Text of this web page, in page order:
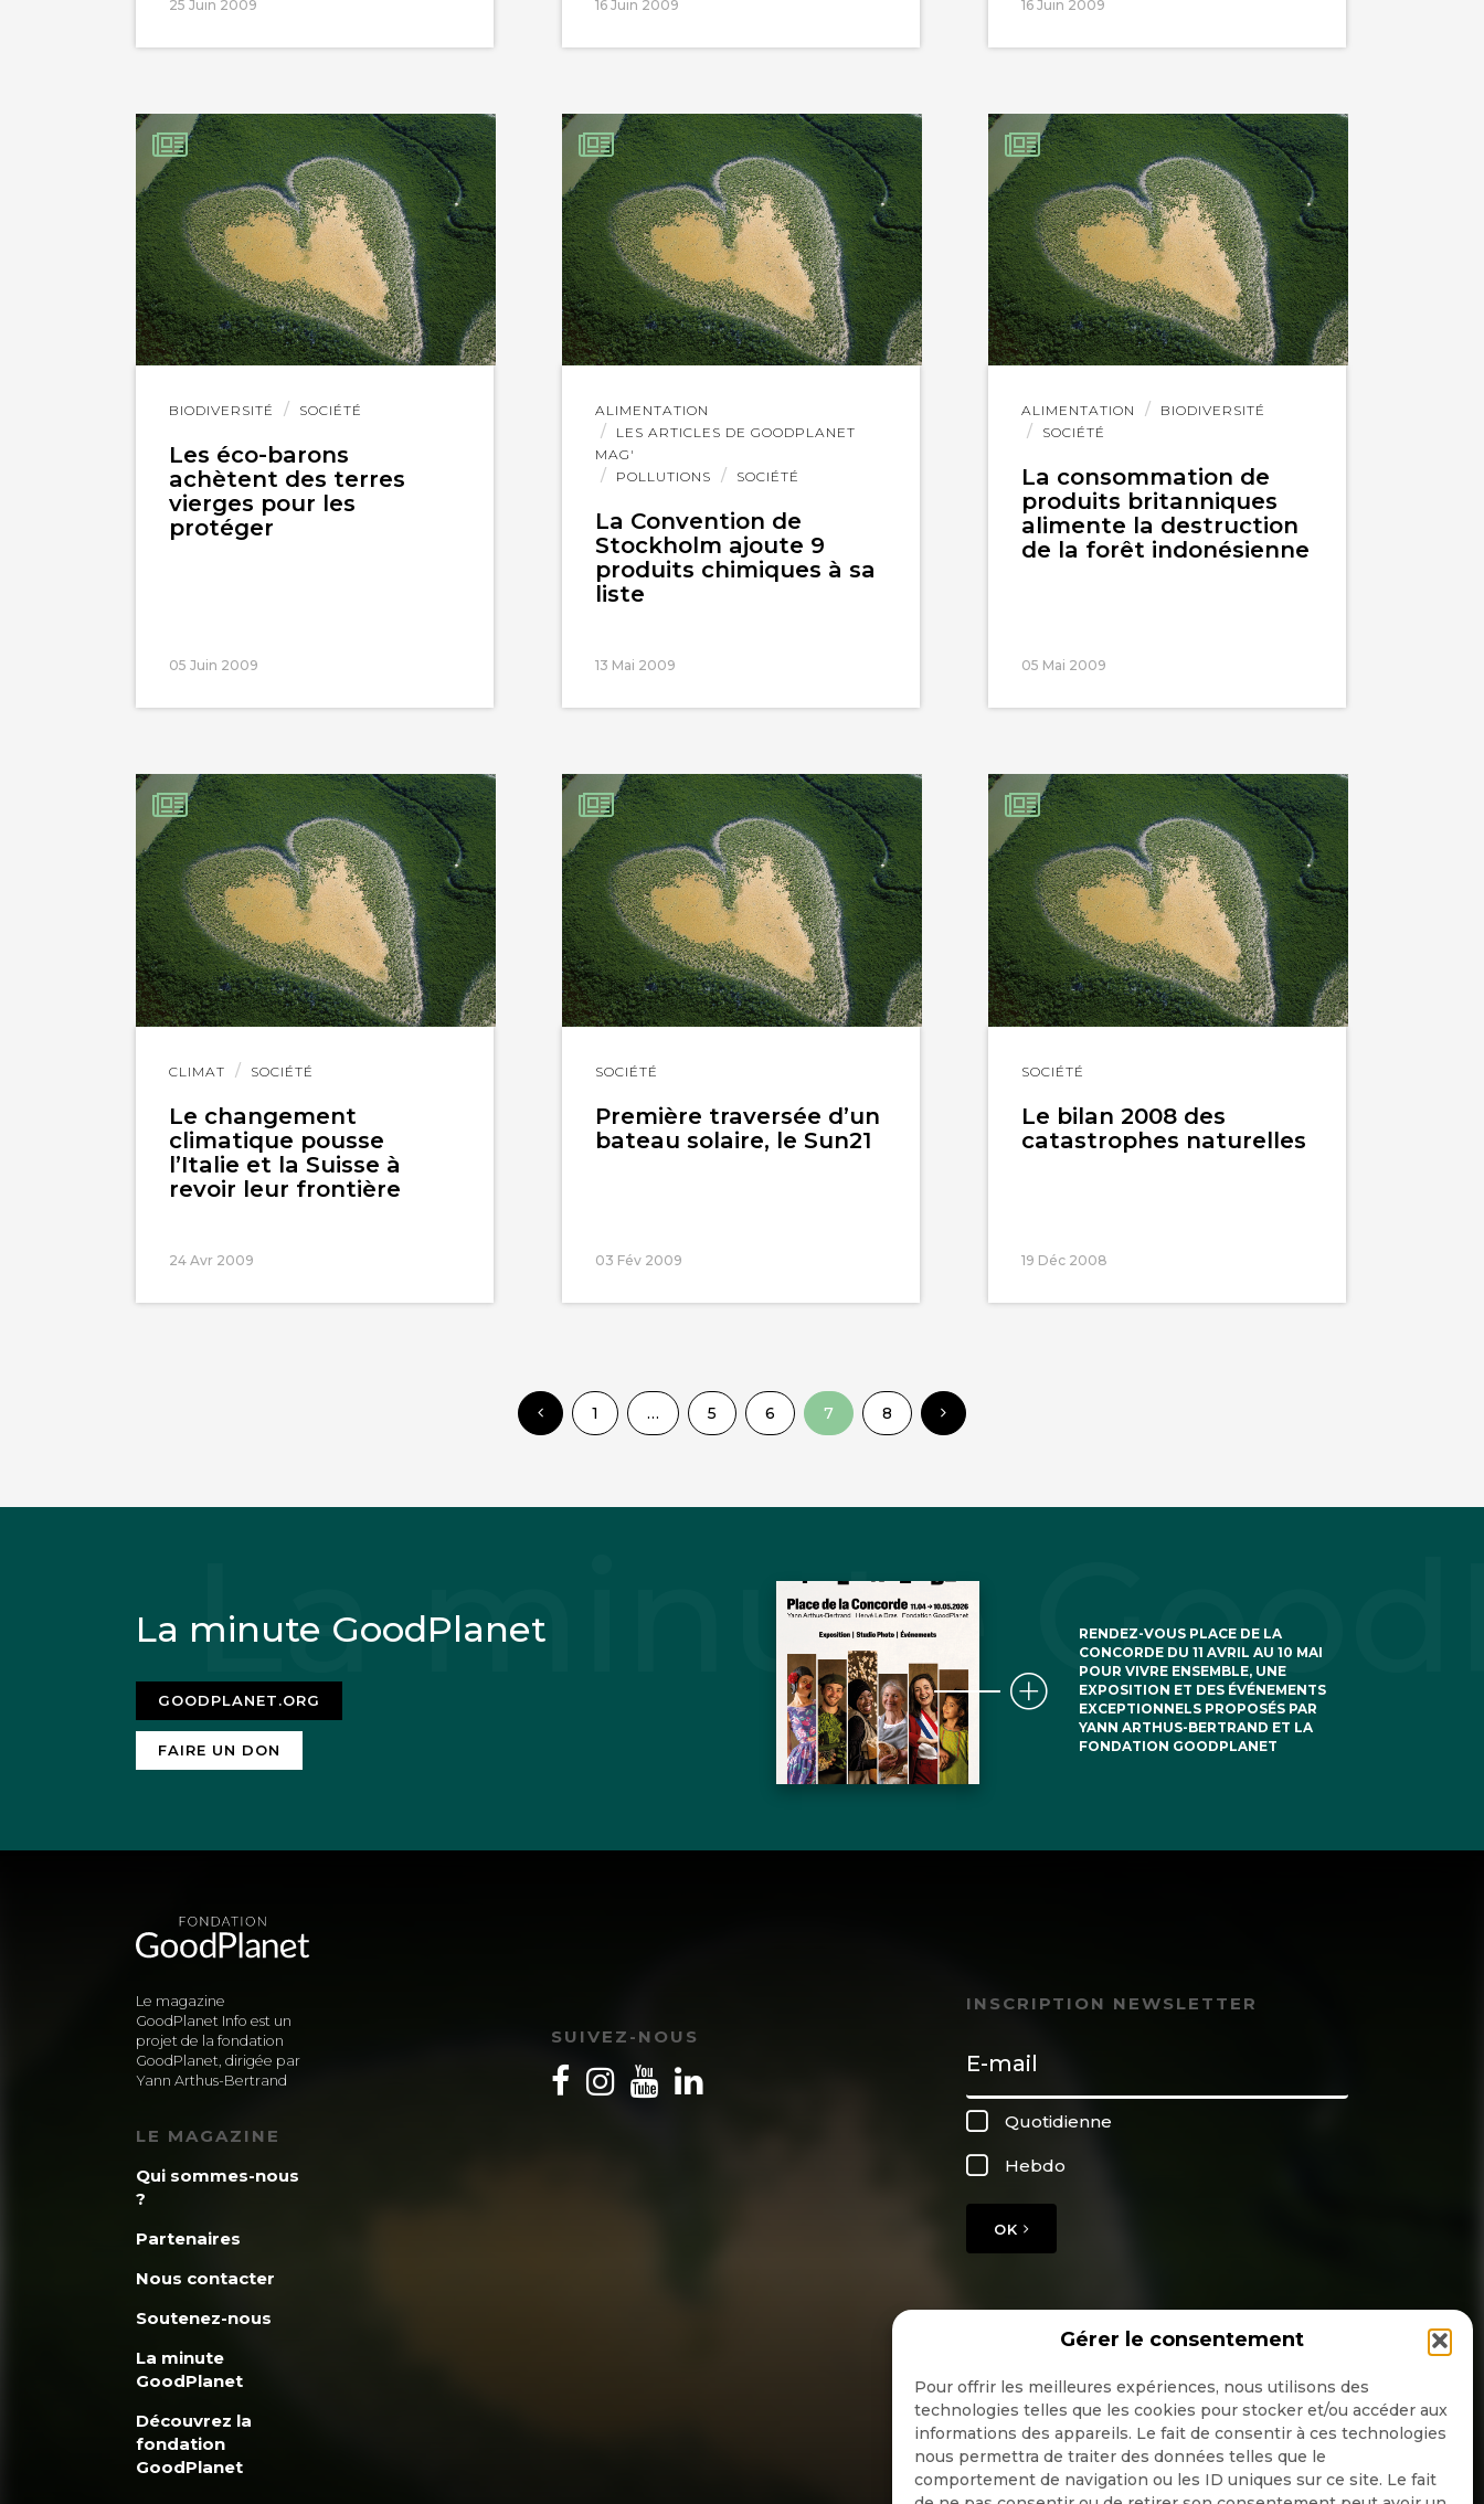
Gérer le consentement
Pour offrir les meilleures expériences, nous utilisons des
technologies telles que les cookies pour stocker et/ou accéder aux
informations des appareils. Le fait de consentir à ces technologies
nous permettra de traiter des données telles que le
comportement de navigation ou les ID uniques sur ce site. Le fait
25 Juin 2009 16 Juin 2009 16 Juin 2009
BIODIVERSITÉ SOCIÉTÉ
Les éco-barons
achètent des terres
vierges pour les
protéger
05 Juin 2009
Lire
ALIMENTATION
LES ARTICLES DE GOODPLANET
MAG'
POLLUTIONS
SOCIÉTÉ
La Convention de
Stockholm ajoute 9
produits chimiques à sa
liste
13 Mai 2009
Lire
l'article
ALIMENTATION
BIODIVERSITÉ
SOCIÉTÉ
La consommation de
produits britanniques
alimente la destruction
de la forêt indonésienne
05 Mai 2009
Lire
l'article
CLIMAT SOCIÉTÉ
Le changement
climatique pousse
l’Italie et la Suisse à
revoir leur frontière
24 Avr 2009
Lire
SOCIÉTÉ
Première traversée d’un
bateau solaire, le Sun21
03 Fév 2009
Lire
SOCIÉTÉ
Le bilan 2008 des
catastrophes naturelles
19 Déc 2008
Lire
1 … 5 6 7 8
La minute GoodPlanet
GOODPLANET.ORG
FAIRE UN DON
RENDEZ-VOUS PLACE DE LA
CONCORDE DU 11 AVRIL AU 10 MAI
POUR VIVRE ENSEMBLE, UNE
EXPOSITION ET DES ÉVÉNEMENTS
EXCEPTIONNELS PROPOSÉS PAR
YANN ARTHUS-BERTRAND ET LA
FONDATION GOODPLANET
Le magazine
GoodPlanet Info est un
projet de la fondation
GoodPlanet, dirigée par
Yann Arthus-Bertrand
LE MAGAZINE
Qui sommes-nous
?
Partenaires
Nous contacter
Soutenez-nous
La minute
GoodPlanet
Découvrez la
fondation
GoodPlanet
SUIVEZ-NOUS
INSCRIPTION NEWSLETTER
Quotidienne
Hebdo
OK